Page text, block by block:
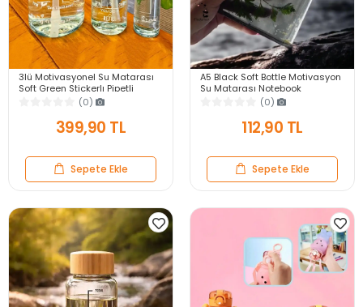
3lü Motivasyonel Su Matarası
Soft Green Stickerlı Pipetli
Taşınabilir Sızdırmaz Su Şişesi
(0)
399,90 TL
Sepete Ekle
A5 Black Soft Bottle Motivasyon
Su Matarası Notebook
Taşınabilir Sporcu Suluk Su
(0)
112,90 TL
Sepete Ekle